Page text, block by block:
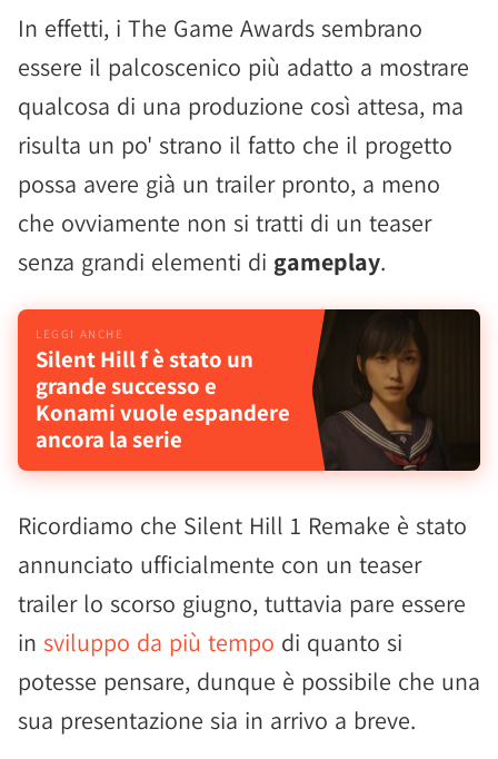
In effetti, i The Game Awards sembrano
essere il palcoscenico più adatto a mostrare
qualcosa di una produzione così attesa, ma
risulta un po' strano il fatto che il progetto
possa avere già un trailer pronto, a meno
che ovviamente non si tratti di un teaser
senza grandi elementi di gameplay.
Silent Hill f è stato un
grande successo e
Konami vuole espandere
ancora la serie
Ricordiamo che Silent Hill 1 Remake è stato
annunciato ufficialmente con un teaser
trailer lo scorso giugno, tuttavia pare essere
in sviluppo da più tempo di quanto si
potesse pensare, dunque è possibile che una
sua presentazione sia in arrivo a breve.